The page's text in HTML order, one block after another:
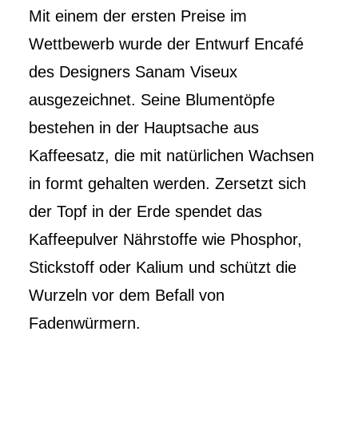
Mit einem der ersten Preise im
Wettbewerb wurde der Entwurf Encafé
des Designers Sanam Viseux
ausgezeichnet. Seine Blumentöpfe
bestehen in der Hauptsache aus
Kaffeesatz, die mit natürlichen Wachsen
in formt gehalten werden. Zersetzt sich
der Topf in der Erde spendet das
Kaffeepulver Nährstoffe wie Phosphor,
Stickstoff oder Kalium und schützt die
Wurzeln vor dem Befall von
Fadenwürmern.